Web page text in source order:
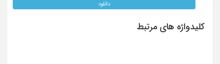
دانلود
کلیدواژه های مرتبط